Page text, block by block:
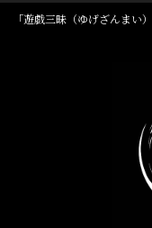
「遊戯三昧（ゆげざんまい